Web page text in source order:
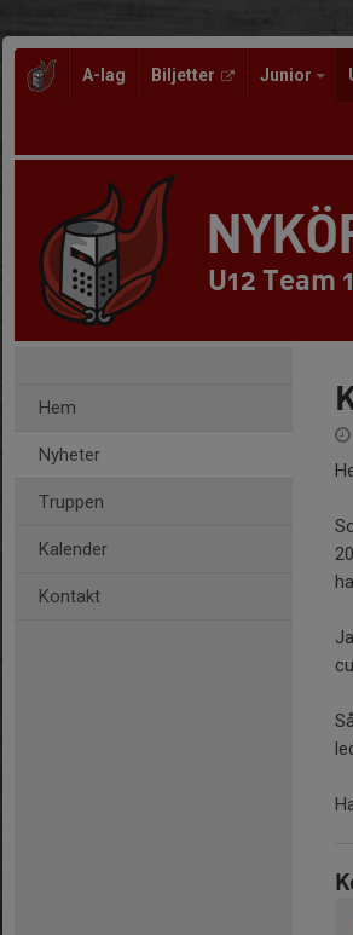
A-lag Biljetter Junior
U12 Team
Hem
Nyheter
Truppen
Kalender
Kontakt